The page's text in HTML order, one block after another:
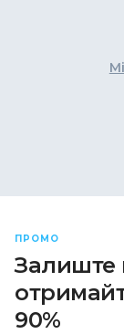
ПРОМО
Залиште
90%